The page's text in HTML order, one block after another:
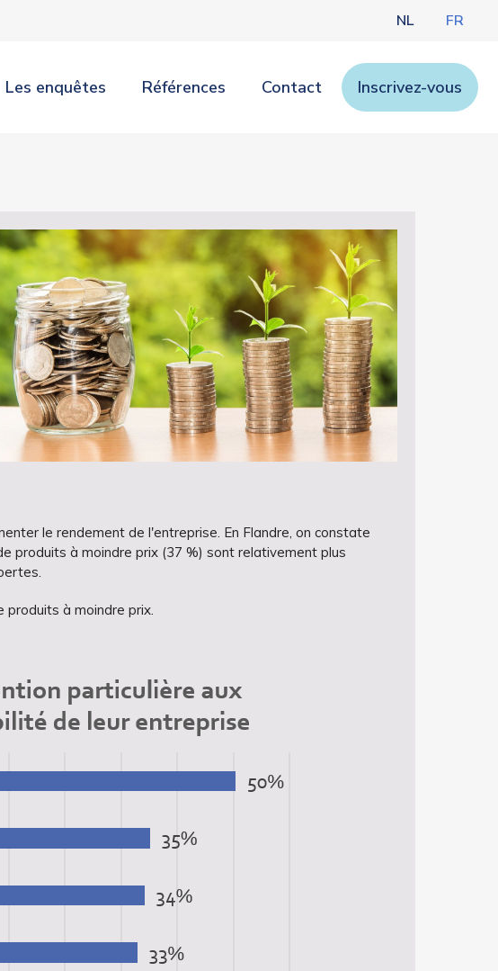
NL FR
Les enquêtes Références Contact Inscrivez-vous
le rendement de l'entreprise. En Flandre, on constate
produits à moindre prix (37 %) sont relativement plus
à moindre prix.